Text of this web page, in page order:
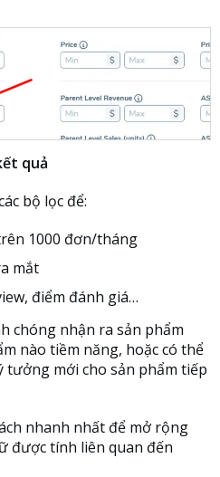
quả
bộ lọc để:
1000 đơn/tháng
mắt
điểm đánh giá…
chóng nhận ra sản phẩm
nào tiềm năng, hoặc có thể
tưởng mới cho sản phẩm tiếp
nhanh nhất để mở rộng
được tính liên quan đến